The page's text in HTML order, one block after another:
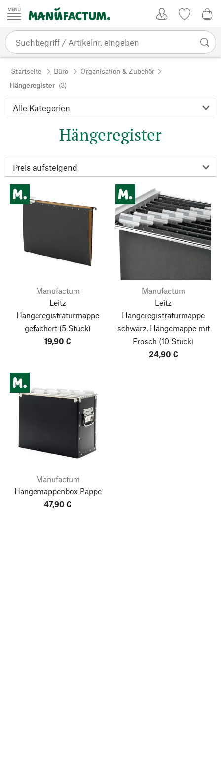
Zum Inhalt springen
Startseite Büro
Organisation & Zubehör
Hängeregister (3)
Hängeregister
Manufactum
Leitz
Hängeregistraturmappe
gefächert (5 Stück)
19,90 €
Manufactum
Leitz
Hängeregistraturmappe
schwarz, Hängemappe mit
Frosch (10 Stück)
24,90 €
Manufactum
Hängemappenbox Pappe
47,90 €